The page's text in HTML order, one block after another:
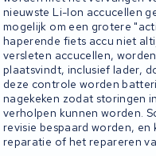
nieuwste Li-Ion accucellen
mogelijk om een grotere
haperende fiets accu niet
versleten accucellen,
plaatsvindt, inclusief lader,
deze controle worden
nagekeken zodat storingen
verholpen kunnen worden.
revisie bespaard worden,
reparatie of het repareren